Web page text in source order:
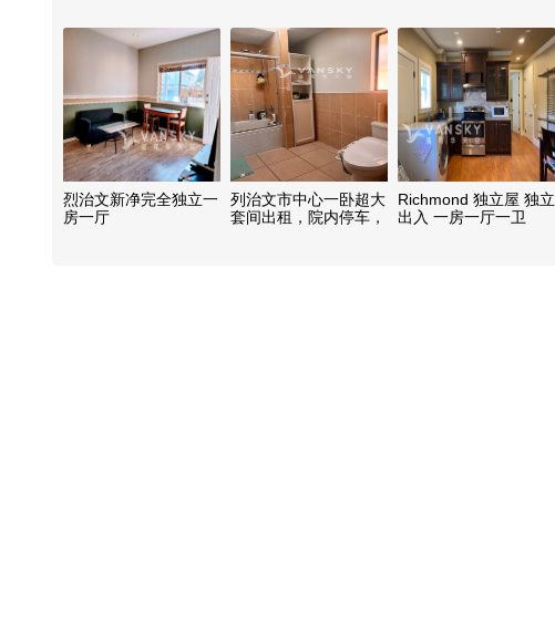
烈治文新净完全独立一
房一厅
列治文市中心一卧超大
套间出租，院内停车，
Richmond 独立屋 独立
出入 一房一厅一卫